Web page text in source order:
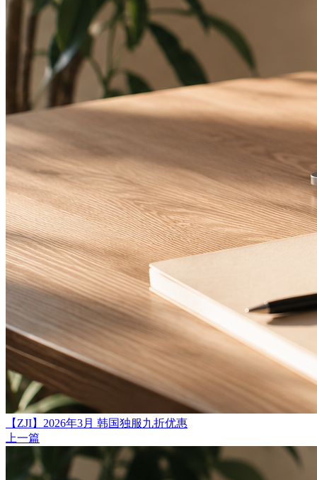
【ZJI】2026年3月 韩国独服九折优惠
上一篇